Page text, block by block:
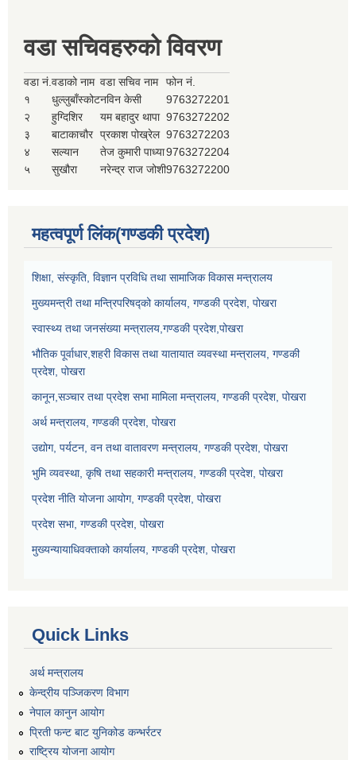
वडा सचिवहरुको विवरण
वडा नं.वडाको नाम वडा सचिव नाम
फोन नं.
१
धुल्लुबाँस्कोटनविन केसी
9763272201
२
हुग्दिशिर यम बहादुर थापा 9763272202
३
बाटाकाचौर प्रकाश पोख्रेल 9763272203
४
सल्यान तेज कुमारी पाध्या9763272204
५
सुखौरा नरेन्द्र राज जोशी9763272200
महत्वपूर्ण लिंक(गण्डकी प्रदेश)
शिक्षा, संस्कृति, विज्ञान प्रविधि तथा सामाजिक विकास मन्त्रालय
मुख्यमन्त्री तथा मन्त्रिपरिषद्को कार्यालय, गण्डकी प्रदेश, पोखरा
स्वास्थ्य तथा जनसंख्या मन्त्रालय,गण्डकी प्रदेश,पोखरा
भौतिक पूर्वाधार,शहरी विकास तथा यातायात व्यवस्था मन्त्रालय, गण्डकी
प्रदेश, पोखरा
कानून,सञ्चार तथा प्रदेश सभा मामिला मन्त्रालय, गण्डकी प्रदेश, पोखरा
अर्थ मन्त्रालय, गण्डकी प्रदेश, पोखरा
उद्योग, पर्यटन, वन तथा वातावरण मन्त्रालय, गण्डकी प्रदेश, पोखरा
भुमि व्यवस्था, कृषि तथा सहकारी मन्त्रालय, गण्डकी प्रदेश, पोखरा
प्रदेश नीति योजना आयोग, गण्डकी प्रदेश, पोखरा
प्रदेश सभा, गण्डकी प्रदेश, पोखरा
मुख्यन्यायाधिवक्ताको कार्यालय, गण्डकी प्रदेश, पोखरा
Quick Links
अर्थ मन्त्रालय
केन्द्रीय पञ्जिकरण विभाग
नेपाल कानुन आयोग
प्रिती फन्ट बाट युनिकोड कन्भर्रटर
राष्ट्रिय योजना आयोग